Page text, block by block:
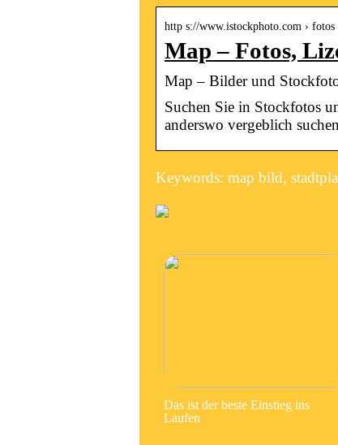
http s://www.istockphoto.com › fotos
Map – Fotos,
Map – Bilder und
Suchen Sie in Stockfotos
anderswo vergeblich
Keywords: map bild,
Das ist der beste Einstieg ins
Laufen